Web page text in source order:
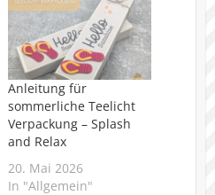
Anleitung für
sommerliche Teelicht
Verpackung – Splash
and Relax
20. Mai 2026
In "Allgemein"